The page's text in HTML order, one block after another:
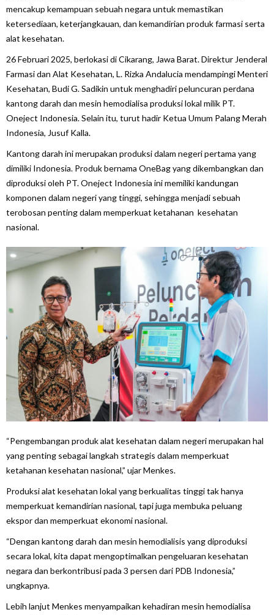
mencakup kemampuan sebuah negara untuk memastikan
ketersediaan, keterjangkauan, dan kemandirian produk farmasi serta
alat kesehatan.
26 Februari 2025, berlokasi di Cikarang, Jawa Barat. Direktur Jenderal
Farmasi dan Alat Kesehatan, L. Rizka Andalucia mendampingi Menteri
Kesehatan, Budi G. Sadikin untuk menghadiri peluncuran perdana
kantong darah dan mesin hemodialisa produksi lokal milik PT.
Oneject Indonesia. Selain itu, turut hadir Ketua Umum Palang Merah
Indonesia, Jusuf Kalla.
Kantong darah ini merupakan produksi dalam negeri pertama yang
dimiliki Indonesia. Produk bernama OneBag yang dikembangkan dan
diproduksi oleh PT. Oneject Indonesia ini memiliki kandungan
komponen dalam negeri yang tinggi, sehingga menjadi sebuah
terobosan penting dalam memperkuat ketahanan kesehatan
nasional.
“Pengembangan produk alat kesehatan dalam negeri merupakan hal
yang penting sebagai langkah strategis dalam memperkuat
ketahanan kesehatan nasional,” ujar Menkes.
Produksi alat kesehatan lokal yang berkualitas tinggi tak hanya
memperkuat kemandirian nasional, tapi juga membuka peluang
ekspor dan memperkuat ekonomi nasional.
“Dengan kantong darah dan mesin hemodialisis yang diproduksi
secara lokal, kita dapat mengoptimalkan pengeluaran kesehatan
negara dan berkontribusi pada 3 persen dari PDB Indonesia,”
ungkapnya.
Lebih lanjut Menkes menyampaikan kehadiran mesin hemodialisa